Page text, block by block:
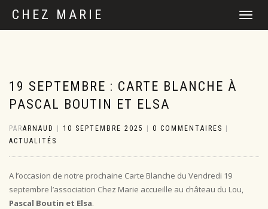
CHEZ MARIE
DÉPLIER
19 SEPTEMBRE : CARTE BLANCHE À
PASCAL BOUTIN ET ELSA
PARARNAUD 10 SEPTEMBRE 2025 0 COMMENTAIRES
ACTUALITÉS
A l’occasion de notre prochaine Carte Blanche du Vendredi 19
septembre l’association Chez Marie accueille au château du Lou,
Pascal Boutin et Elsa.